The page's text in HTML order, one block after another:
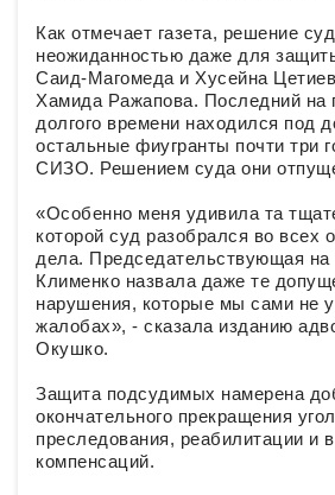
Как отмечает газета, решение
неожиданностью даже для
Саид-Магомеда и Хусейна
Хамида Ражапова. Последний на
долгого времени находился под
остальные фиугранты почти три
СИЗО. Решением суда они
«Особенно меня удивила та
которой суд разобрался во всех
дела. Председательствующая на
Клименко назвала даже те
нарушения, которые мы сами не
жалобах», - сказала изданию
Окушко.
Защита подсудимых намерена
окончательного прекращения
преследования, реабилитации и
компенсаций.